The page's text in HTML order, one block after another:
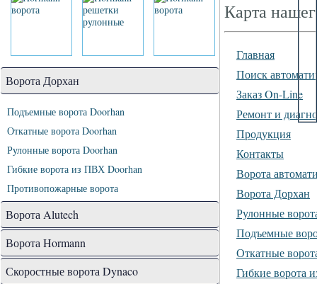
Ворота Дорхан
Подъемные ворота Doorhan
Откатные ворота Doorhan
Рулонные ворота Doorhan
Гибкие ворота из ПВХ Doorhan
Противопожарные ворота
Ворота Alutech
Ворота Hormann
Скоростные ворота Dynaco
Карта
Главная
Поиск
Заказ On-Line
Ремонт и
Продукция
Контакты
Ворота
Ворота Дорхан
Рулонные
Подъемные
Откатные
Гибкие ворота